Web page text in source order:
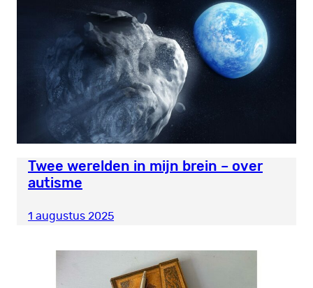
Twee werelden in mijn brein – over
autisme
1 augustus 2025